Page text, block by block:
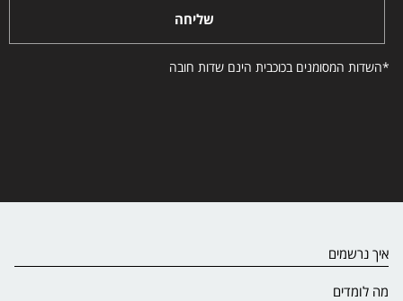
שליחה
*השדות המסומנים בכוכבית הינם שדות חובה
איך נרשמים
מה לומדים